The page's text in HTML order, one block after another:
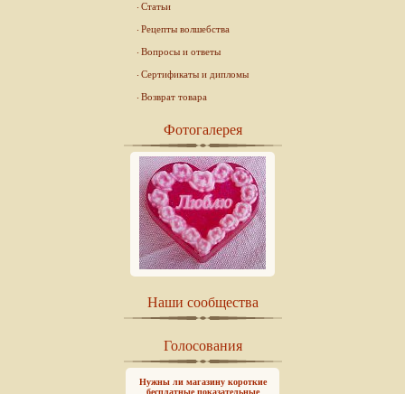
Статьи
Рецепты волшебства
Вопросы и ответы
Сертификаты и дипломы
Возврат товара
Фотогалерея
Наши сообщества
Голосования
Нужны ли магазину короткие
бесплатные показательные